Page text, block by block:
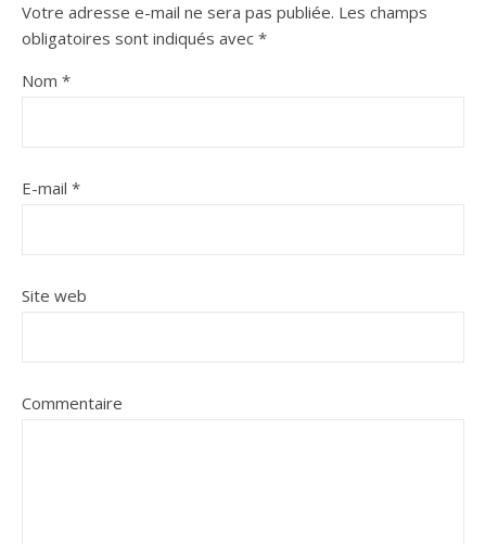
Votre adresse e-mail ne sera pas publiée. Les champs
obligatoires sont indiqués avec *
Nom *
E-mail *
Site web
Commentaire